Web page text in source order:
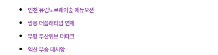
인천 유림노르웨이숲 에듀오션
쌍용 더플래티넘 연제
부평 두산위브 더파크
익산 부송 데시앙